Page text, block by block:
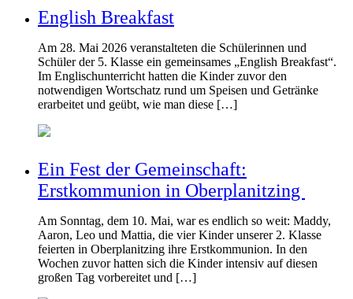
English Breakfast
Am 28. Mai 2026 veranstalteten die Schülerinnen und
Schüler der 5. Klasse ein gemeinsames „English Breakfast“.
Im Englischunterricht hatten die Kinder zuvor den
notwendigen Wortschatz rund um Speisen und Getränke
erarbeitet und geübt, wie man diese […]
Ein Fest der Gemeinschaft:
Erstkommunion in Oberplanitzing
Am Sonntag, dem 10. Mai, war es endlich so weit: Maddy,
Aaron, Leo und Mattia, die vier Kinder unserer 2. Klasse
feierten in Oberplanitzing ihre Erstkommunion. In den
Wochen zuvor hatten sich die Kinder intensiv auf diesen
großen Tag vorbereitet und […]